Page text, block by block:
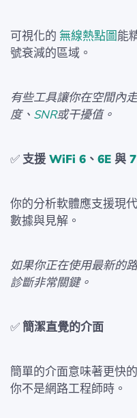
可視化的 無線熱點圖能
號衰減的區域。
有些工具讓你在空間內
度、 SNR或干擾值。
✅支援WiFi 6 、 6E 與 7
你的分析軟體應支援現
數據與見解。
如果你正在使用最新的
診斷非常關鍵。
✅簡潔直覺的介面
簡單的介面意味著更快
你不是網路工程師時。